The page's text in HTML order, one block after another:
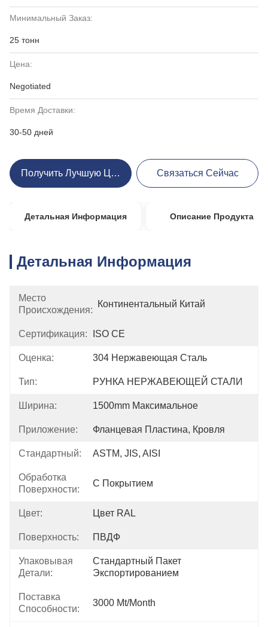
Минимальный Заказ:
25 тонн
Цена:
Negotiated
Время Доставки:
30-50 дней
Получить Лучшую Цену Связаться Сейчас
Детальная Информация Описание Продукта
Детальная Информация
Место
Происхождения:
Континентальный Китай
Сертификация: ISO CE
Оценка: 304 Нержавеющая Сталь
Тип: РУНКА НЕРЖАВЕЮЩЕЙ СТАЛИ
Ширина: 1500mm Максимальное
Приложение: Фланцевая Пластина, Кровля
Стандартный: ASTM, JIS, AISI
Обработка
Поверхности:
С Покрытием
Цвет: Цвет RAL
Поверхность: ПВДФ
Упаковывая
Детали:
Стандартный Пакет
Экспортированием
Поставка
Способности:
3000 Mt/month